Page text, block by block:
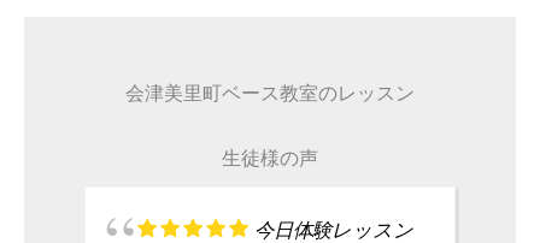
会津美里町ベース教室のレッスン
生徒様の声
今日体験レッスン